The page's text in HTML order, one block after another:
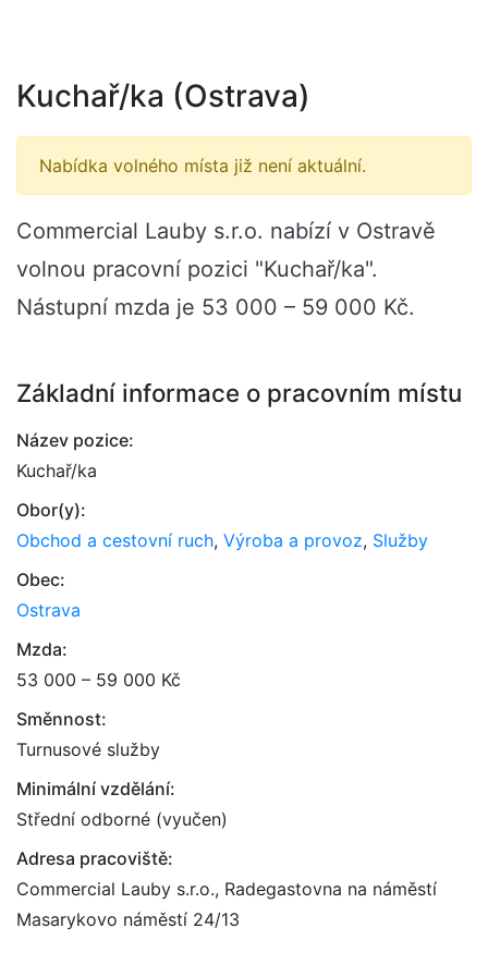
Kuchař/ka (Ostrava)
Nabídka volného místa již není aktuální.
Commercial Lauby s.r.o. nabízí v Ostravě
volnou pracovní pozici "Kuchař/ka".
Nástupní mzda je 53 000 – 59 000 Kč.
Základní informace o pracovním místu
Název pozice:
Kuchař/ka
Obor(y):
Obchod a cestovní ruch, Výroba a provoz, Služby
Obec:
Ostrava
Mzda:
53 000 – 59 000 Kč
Směnnost:
Turnusové služby
Minimální vzdělání:
Střední odborné (vyučen)
Adresa pracoviště:
Commercial Lauby s.r.o., Radegastovna na náměstí
Masarykovo náměstí 24/13